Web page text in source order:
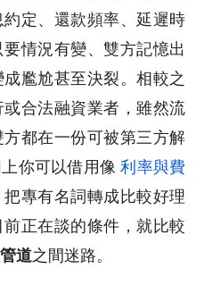
約定、還款頻率、延遲時
情況有變、雙方記憶出
尷尬甚至決裂。相較之
合法融資業者，雖然流
都在一份可被第三方解
你可以借用像 利率與費
專有名詞轉成比較好理
正在談的條件，就比較
道之間迷路。